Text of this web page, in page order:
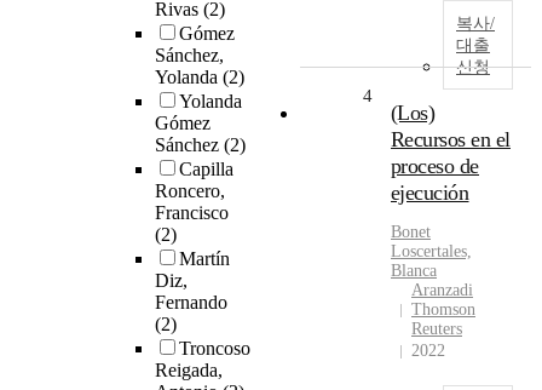
Rivas (2)
Gómez
Sánchez,
Yolanda (2)
Yolanda
Gómez
Sánchez (2)
Capilla
Roncero,
Francisco
(2)
Martín
Diz,
Fernando
(2)
Troncoso
Reigada,
복사/
대출
신청
4
(Los)
Recursos en el
proceso de
ejecución
Bonet
Loscertales,
Blanca
Aranzadi
Thomson
Reuters
2022